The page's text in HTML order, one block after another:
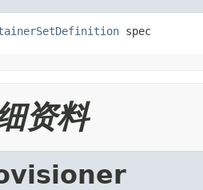
spec
资料